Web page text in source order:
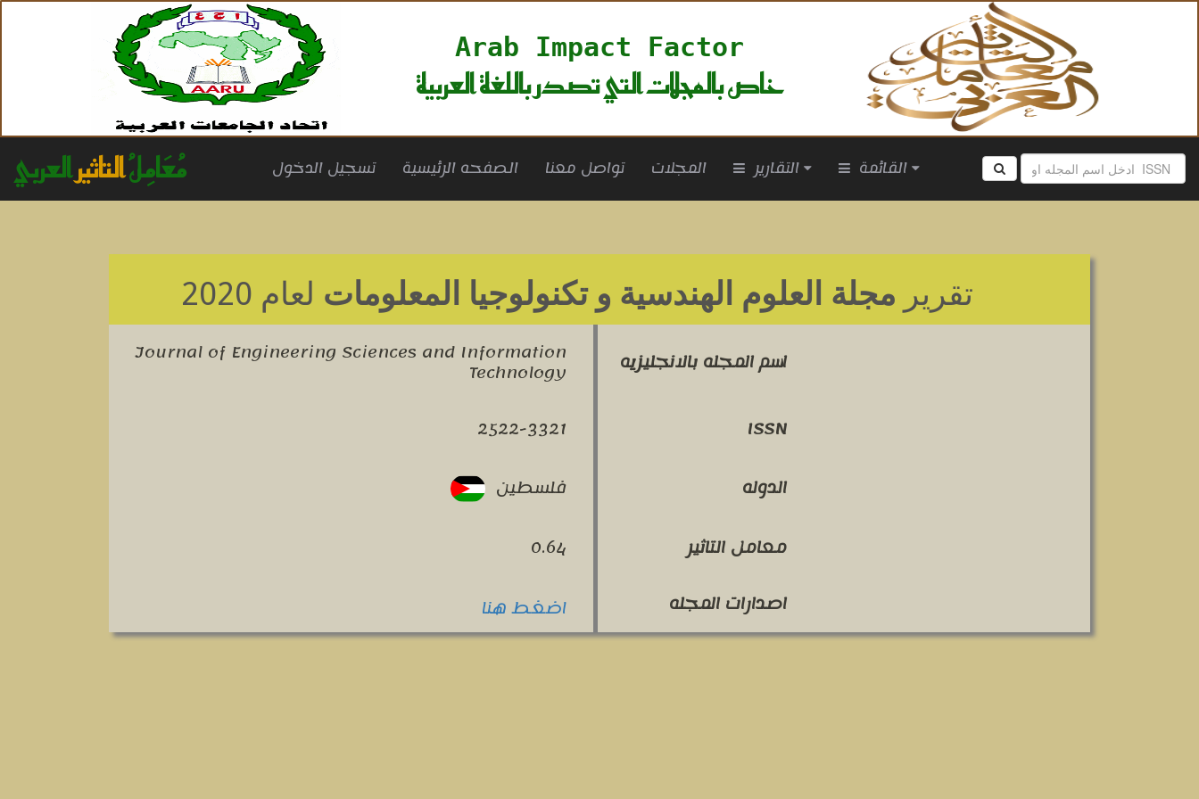
Arab Impact Factor
خاص بالمجلات التي تصدر باللغة العربية
مُعَامِلُالتاثيرالعربي تسجيل الدخول الصفحه الرئيسية تواصل معنا المجلات التقارير القائمة
تقرير مجلة العلوم الهندسية و تكنولوجيا المعلومات لعام 2020
اسم المجله بالانجليزيه Journal of Engineering Sciences and Information
Technology
ISSN
2522-3321
الدوله
فلسطين
معامل التاثير
0.64
اصدارات المجله
اضغط هنا